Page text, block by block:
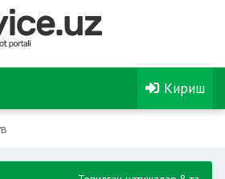
Кириш